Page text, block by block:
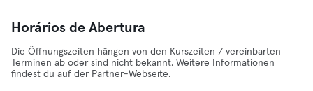
Horários de Abertura
Die Öffnungszeiten hängen von den Kurszeiten / vereinbarten
Terminen ab oder sind nicht bekannt. Weitere Informationen
findest du auf der Partner-Webseite.